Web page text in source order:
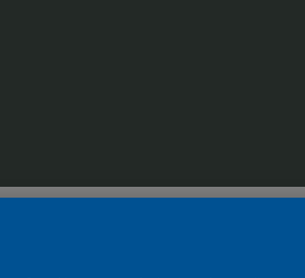
ditt projekt